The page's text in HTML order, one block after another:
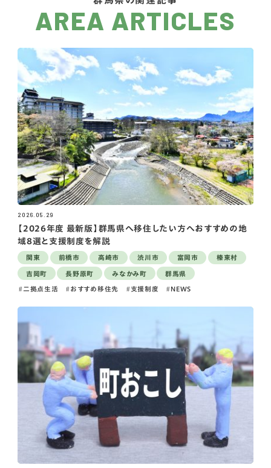
AREA ARTICLES
2026.05.29
【2026年度 最新版】群馬県へ移住したい方へおすすめの地
域8選と支援制度を解説
関東 前橋市 高崎市 渋川市 富岡市 榛東村
吉岡町 長野原町 みなかみ町 群馬県
二拠点生活 おすすめ移住先 支援制度 NEWS